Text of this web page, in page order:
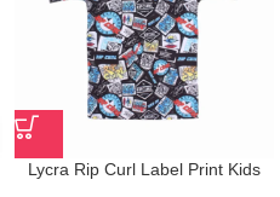
Lycra Rip Curl Label Print Kids